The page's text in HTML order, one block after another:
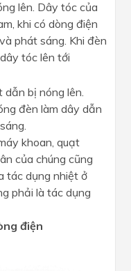
lên. Dây tóc của
khi có dòng điện
phát sáng. Khi đèn
tóc lên tới
dẫn bị nóng lên.
đèn làm dây dẫn
khoan, quạt
của chúng cũng
tác dụng nhiệt ở
phải là tác dụng
điện